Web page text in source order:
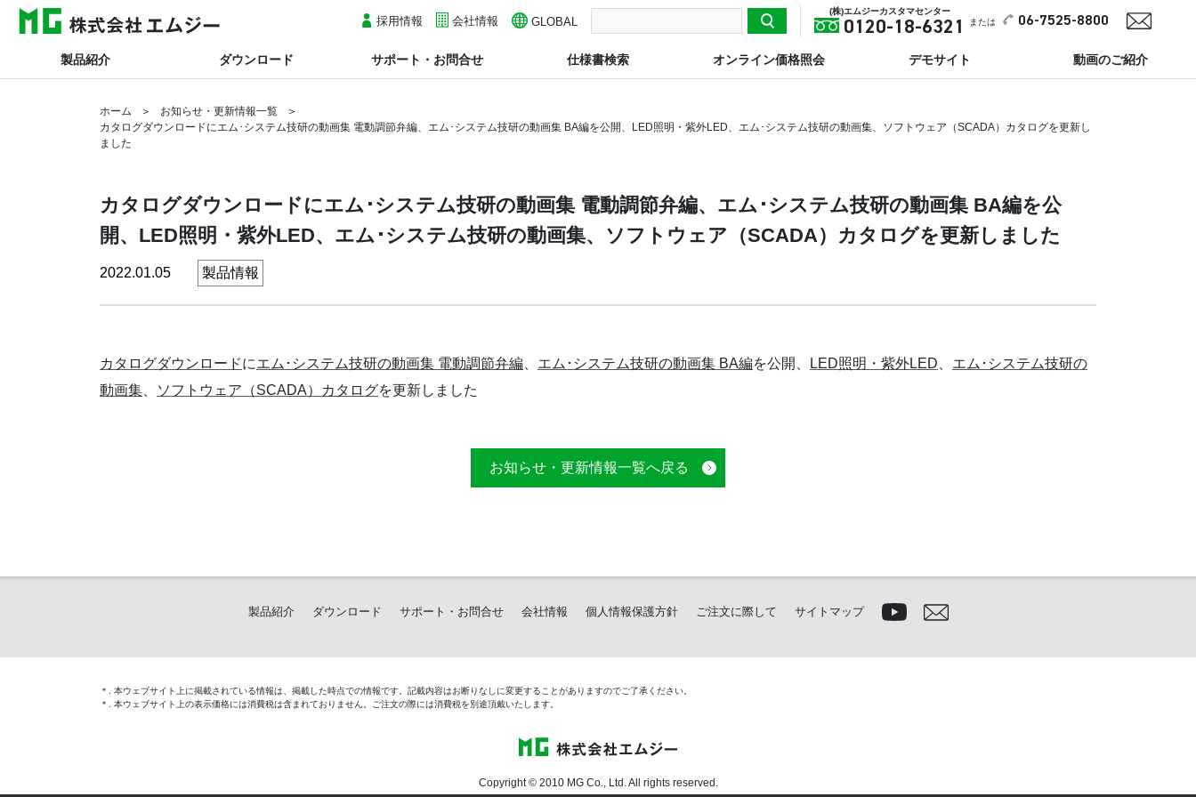
採用情報 会社情報 GLOBAL 検索
(株)エムジーカスタマセンター
0120-18-6321 または 06-7525-8800
製品紹介 ダウンロード サポート・お問合せ 仕様書検索 オンライン価格照会 デモサイト 動画のご紹介
ホーム
お知らせ・更新情報一覧
カタログダウンロードにエム･システム技研の動画集 電動調節弁編、エム･システム技研の動画集 BA編を公開、LED照明・紫外LED、エム･システム技研の動画集、ソフトウェア（SCADA）カタログを更新し
ました
カタログダウンロードにエム･システム技研の動画集 電動調節弁編、エム･システム技研の動画集 BA編を公
開、LED照明・紫外LED、エム･システム技研の動画集、ソフトウェア（SCADA）カタログを更新しました
2022.01.05 製品情報
カタログダウンロードにエム･システム技研の動画集 電動調節弁編 エム･システム技研の動画集 BA編を公開、 LED照明・紫外LED
エム･システム技研の
動画集
ソフトウェア（SCADA）カタログを更新しました
お知らせ・更新情報一覧へ戻る
製品紹介 ダウンロード サポート・お問合せ 会社情報 個人情報保護方針 ご注文に際して サイトマップ
＊. 本ウェブサイト上に掲載されている情報は、掲載した時点での情報です。記載内容はお断りなしに変更することがありますのでご了承ください。
＊. 本ウェブサイト上の表示価格には消費税は含まれておりません。ご注文の際には消費税を別途頂戴いたします。
Copyright © 2010 MG Co., Ltd. All rights reserved.